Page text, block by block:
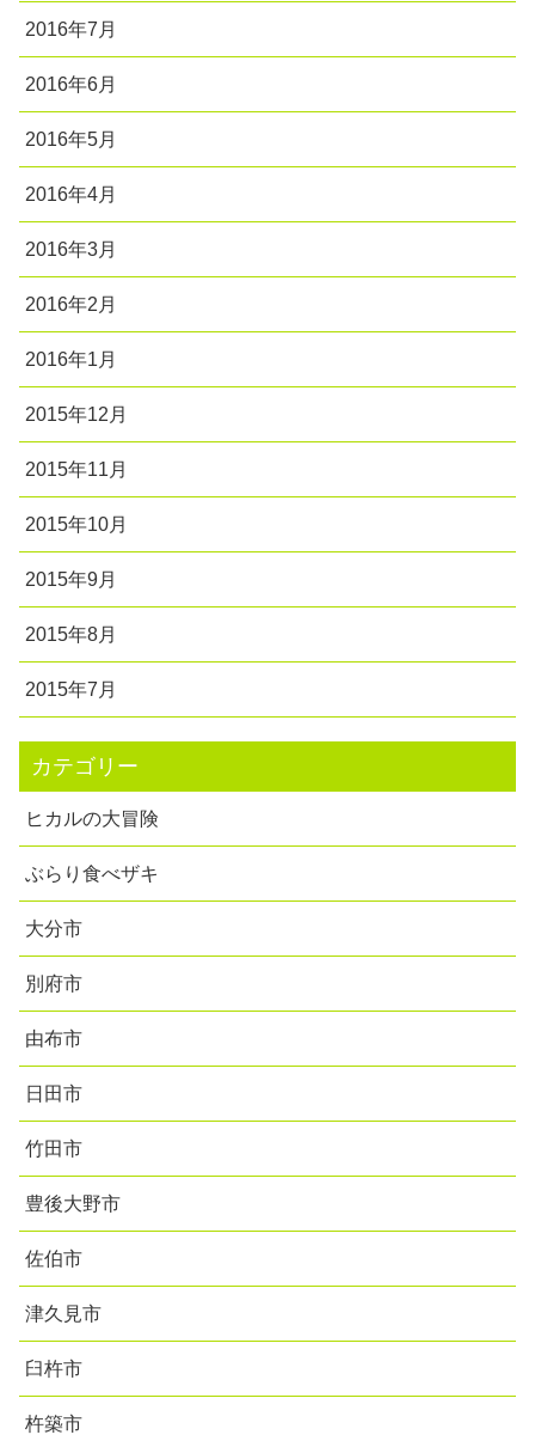
2016年7月
2016年6月
2016年5月
2016年4月
2016年3月
2016年2月
2016年1月
2015年12月
2015年11月
2015年10月
2015年9月
2015年8月
2015年7月
カテゴリー
ヒカルの大冒険
ぶらり食べザキ
大分市
別府市
由布市
日田市
竹田市
豊後大野市
佐伯市
津久見市
臼杵市
杵築市